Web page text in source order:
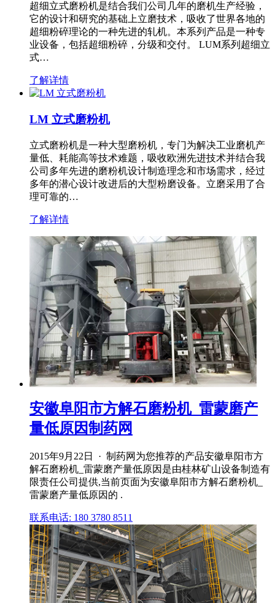
超细立式磨粉机是结合我们公司几年的磨机生产经验，
它的设计和研究的基础上立磨技术，吸收了世界各地的
超细粉碎理论的一种先进的轧机。本系列产品是一种专
业设备，包括超细粉碎，分级和交付。 LUM系列超细立
式…
了解详情
LM 立式磨粉机
立式磨粉机是一种大型磨粉机，专门为解决工业磨机产
量低、耗能高等技术难题，吸收欧洲先进技术并结合我
公司多年先进的磨粉机设计制造理念和市场需求，经过
多年的潜心设计改进后的大型粉磨设备。立磨采用了合
理可靠的…
了解详情
安徽阜阳市方解石磨粉机_雷蒙磨产
量低原因制药网
2015年9月22日 · 制药网为您推荐的产品安徽阜阳市方
解石磨粉机_雷蒙磨产量低原因是由桂林矿山设备制造有
限责任公司提供,当前页面为安徽阜阳市方解石磨粉机_
雷蒙磨产量低原因的 .
联系电话: 180 3780 8511